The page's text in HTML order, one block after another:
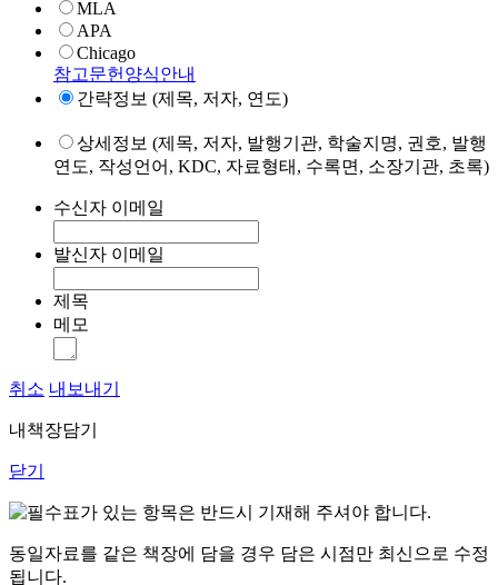
MLA
APA
Chicago
참고문헌양식안내
간략정보 (제목, 저자, 연도)
상세정보 (제목, 저자, 발행기관, 학술지명, 권호, 발행
연도, 작성언어, KDC, 자료형태, 수록면, 소장기관, 초록)
수신자 이메일
발신자 이메일
제목
메모
취소 내보내기
내책장담기
닫기
표가 있는 항목은 반드시 기재해 주셔야 합니다.
동일자료를 같은 책장에 담을 경우 담은 시점만 최신으로 수정
됩니다.